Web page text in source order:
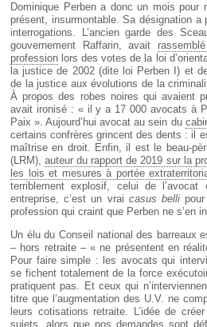
Dominique Perben a donc un mois pour
présent, insurmontable. Sa désignation a
interrogations. L’ancien garde des
gouvernement Raffarin, avait
profession lors des votes de la loi
la justice de 2002 (dite loi Perben I) et
de la justice aux évolutions de la
À propos des robes noires qui avaient
avait ironisé : « il y a 17 000 avocats à
Paix ». Aujourd’hui avocat au sein du
certains confrères grincent des dents : il
maîtrise en droit. Enfin, il est le beau-
(LRM),auteur du rapport de 2019 sur la
les lois et mesures à portée
terriblement explosif, celui de l’avocat
entreprise, c’est un vrai casus bellipour
profession qui craint que Perben ne s’en
Un élu du Conseil national des barreaux
– hors retraite – « ne présentent en
Pour faire simple : les avocats qui
se fichent totalement de la force
pratiquent pas. Et ceux qui
titre que l’augmentation des U.V. ne
leurs cotisations retraite. L’idée de
sujets, alors que nos demandes sont